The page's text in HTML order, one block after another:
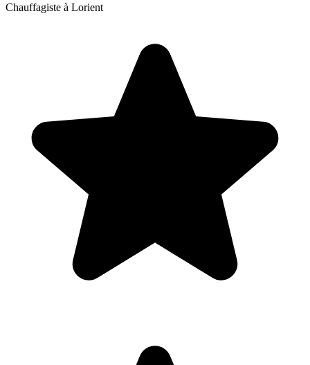
Chauffagiste à Lorient